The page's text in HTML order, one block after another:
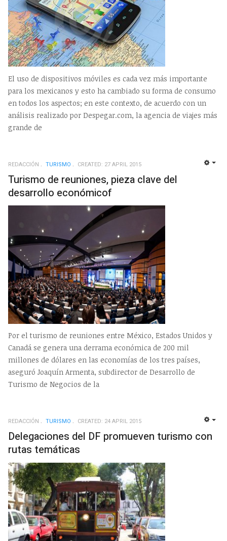
El uso de dispositivos móviles es cada vez más importante
para los mexicanos y esto ha cambiado su forma de consumo
en todos los aspectos; en este contexto, de acuerdo con un
análisis realizado por Despegar.com, la agencia de viajes más
grande de
REDACCIÓN TURISMO CREATED: 27 APRIL 2015
Turismo de reuniones, pieza clave del
desarrollo económicof
Por el turismo de reuniones entre México, Estados Unidos y
Canadá se genera una derrama económica de 200 mil
millones de dólares en las economías de los tres países,
aseguró Joaquín Armenta, subdirector de Desarrollo de
Turismo de Negocios de la
REDACCIÓN TURISMO CREATED: 24 APRIL 2015
Delegaciones del DF promueven turismo con
rutas temáticas